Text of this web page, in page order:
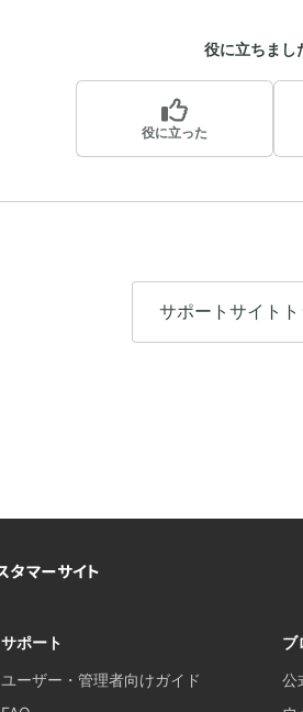
役に立ちまし
役に立った
サポートサイト
サポート
ユーザー・管理者向けガイド
ブ
公